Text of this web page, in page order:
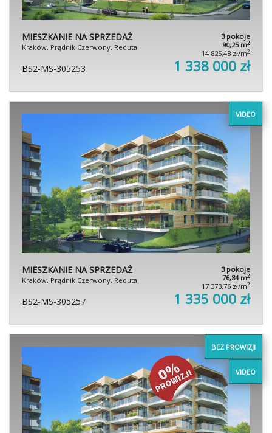
MIESZKANIE NA SPRZEDAŻ
Kraków, Prądnik Czerwony, Reduta
3 pokoje
90,25 m2
14 825,48 zł/m2
BS2-MS-305253 1 338 000 zł
VIDEO
MIESZKANIE NA SPRZEDAŻ
Kraków, Prądnik Czerwony, Reduta
3 pokoje
76,84 m2
17 373,76 zł/m2
BS2-MS-305257 1 335 000 zł
BEZ PROWIZJI
VIDEO